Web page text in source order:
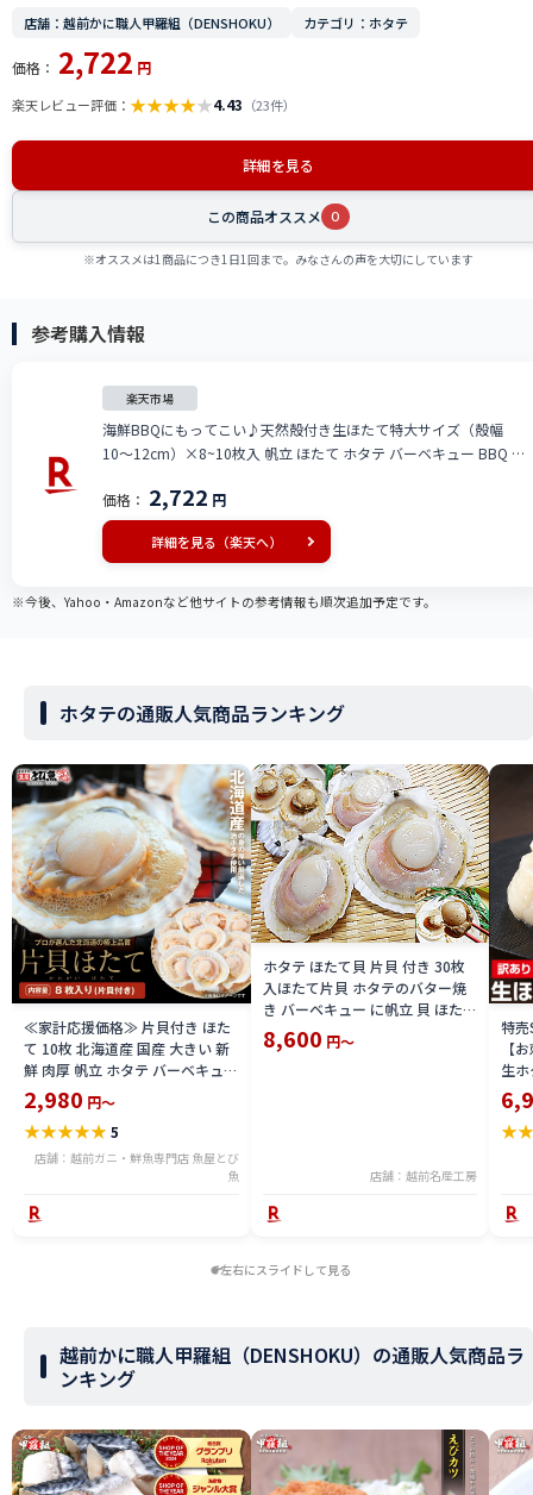
店舗：越前かに職人甲羅組（DENSHOKU） カテゴリ：ホタテ
価格： 2,722 円
楽天レビュー評価： ★★★★★4.43 （23件）
詳細を見る
この商品オススメ 0
※オススメは1商品につき1日1回まで。みなさんの声を大切にしています
参考購入情報
楽天市場
海鮮BBQにもってこい♪天然殻付き生ほたて特大サイズ（殻幅
10〜12cm）×8~10枚入 帆立 ほたて ホタテ バーベキュー BBQ 冷
価格： 2,722 円
詳細を見る（楽天へ）
※今後、Yahoo・Amazonなど他サイトの参考情報も順次追加予定です。
ホタテの通販人気商品ランキング
≪家計応援価格≫ 片貝付き ほた
て 10枚 北海道産 国産 大きい 新
鮮 肉厚 帆立 ホタテ バーベキュー
バター焼き グラタン バーベキュ
ー hotate
2,980 円～
★★★★★5
店舗：越前ガニ・鮮魚専門店 魚屋とび
魚
ホタテ ほたて貝 片貝 付き 30枚
入ほたて片貝 ホタテのバター焼
き バーベキュー に帆立 貝 ほたて
冷凍 品 帆立貝 殻付きホタテ貝 要
加熱調理 ホタテ 殻付き 限定 楽天
8,600 円～
店舗：越前名産工房
特
【
生
大
[訳
た
★
左右にスライドして見る
越前かに職人甲羅組（DENSHOKU）の通販人気商品ラ
ンキング